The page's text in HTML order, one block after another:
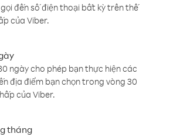
đến số điện thoại bất kỳ trên thế
của Viber.
ngày cho phép bạn thực hiện các
địa điểm bạn chọn trong vòng 30
của Viber.
tháng